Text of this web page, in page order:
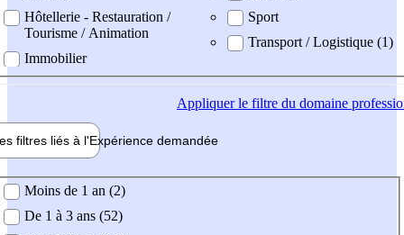
Hôtellerie - Restauration /
Tourisme / Animation
Immobilier
Sport
Transport / Logistique (1)
Appliquerle filtre du domaine
filtres liés à l'Expérience demandée
demandée
Moins de 1 an (2)
De 1 à 3 ans (52)